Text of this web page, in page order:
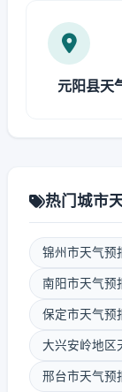
元阳县天
热门城市
锦州市天气预
南阳市天气预
保定市天气预
大兴安岭地区
邢台市天气预